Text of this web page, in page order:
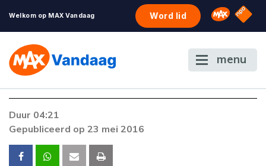
Welkom op MAX Vandaag Word lid Omroep
NPO
menu
Duur 04:21
Gepubliceerd op 23 mei 2016